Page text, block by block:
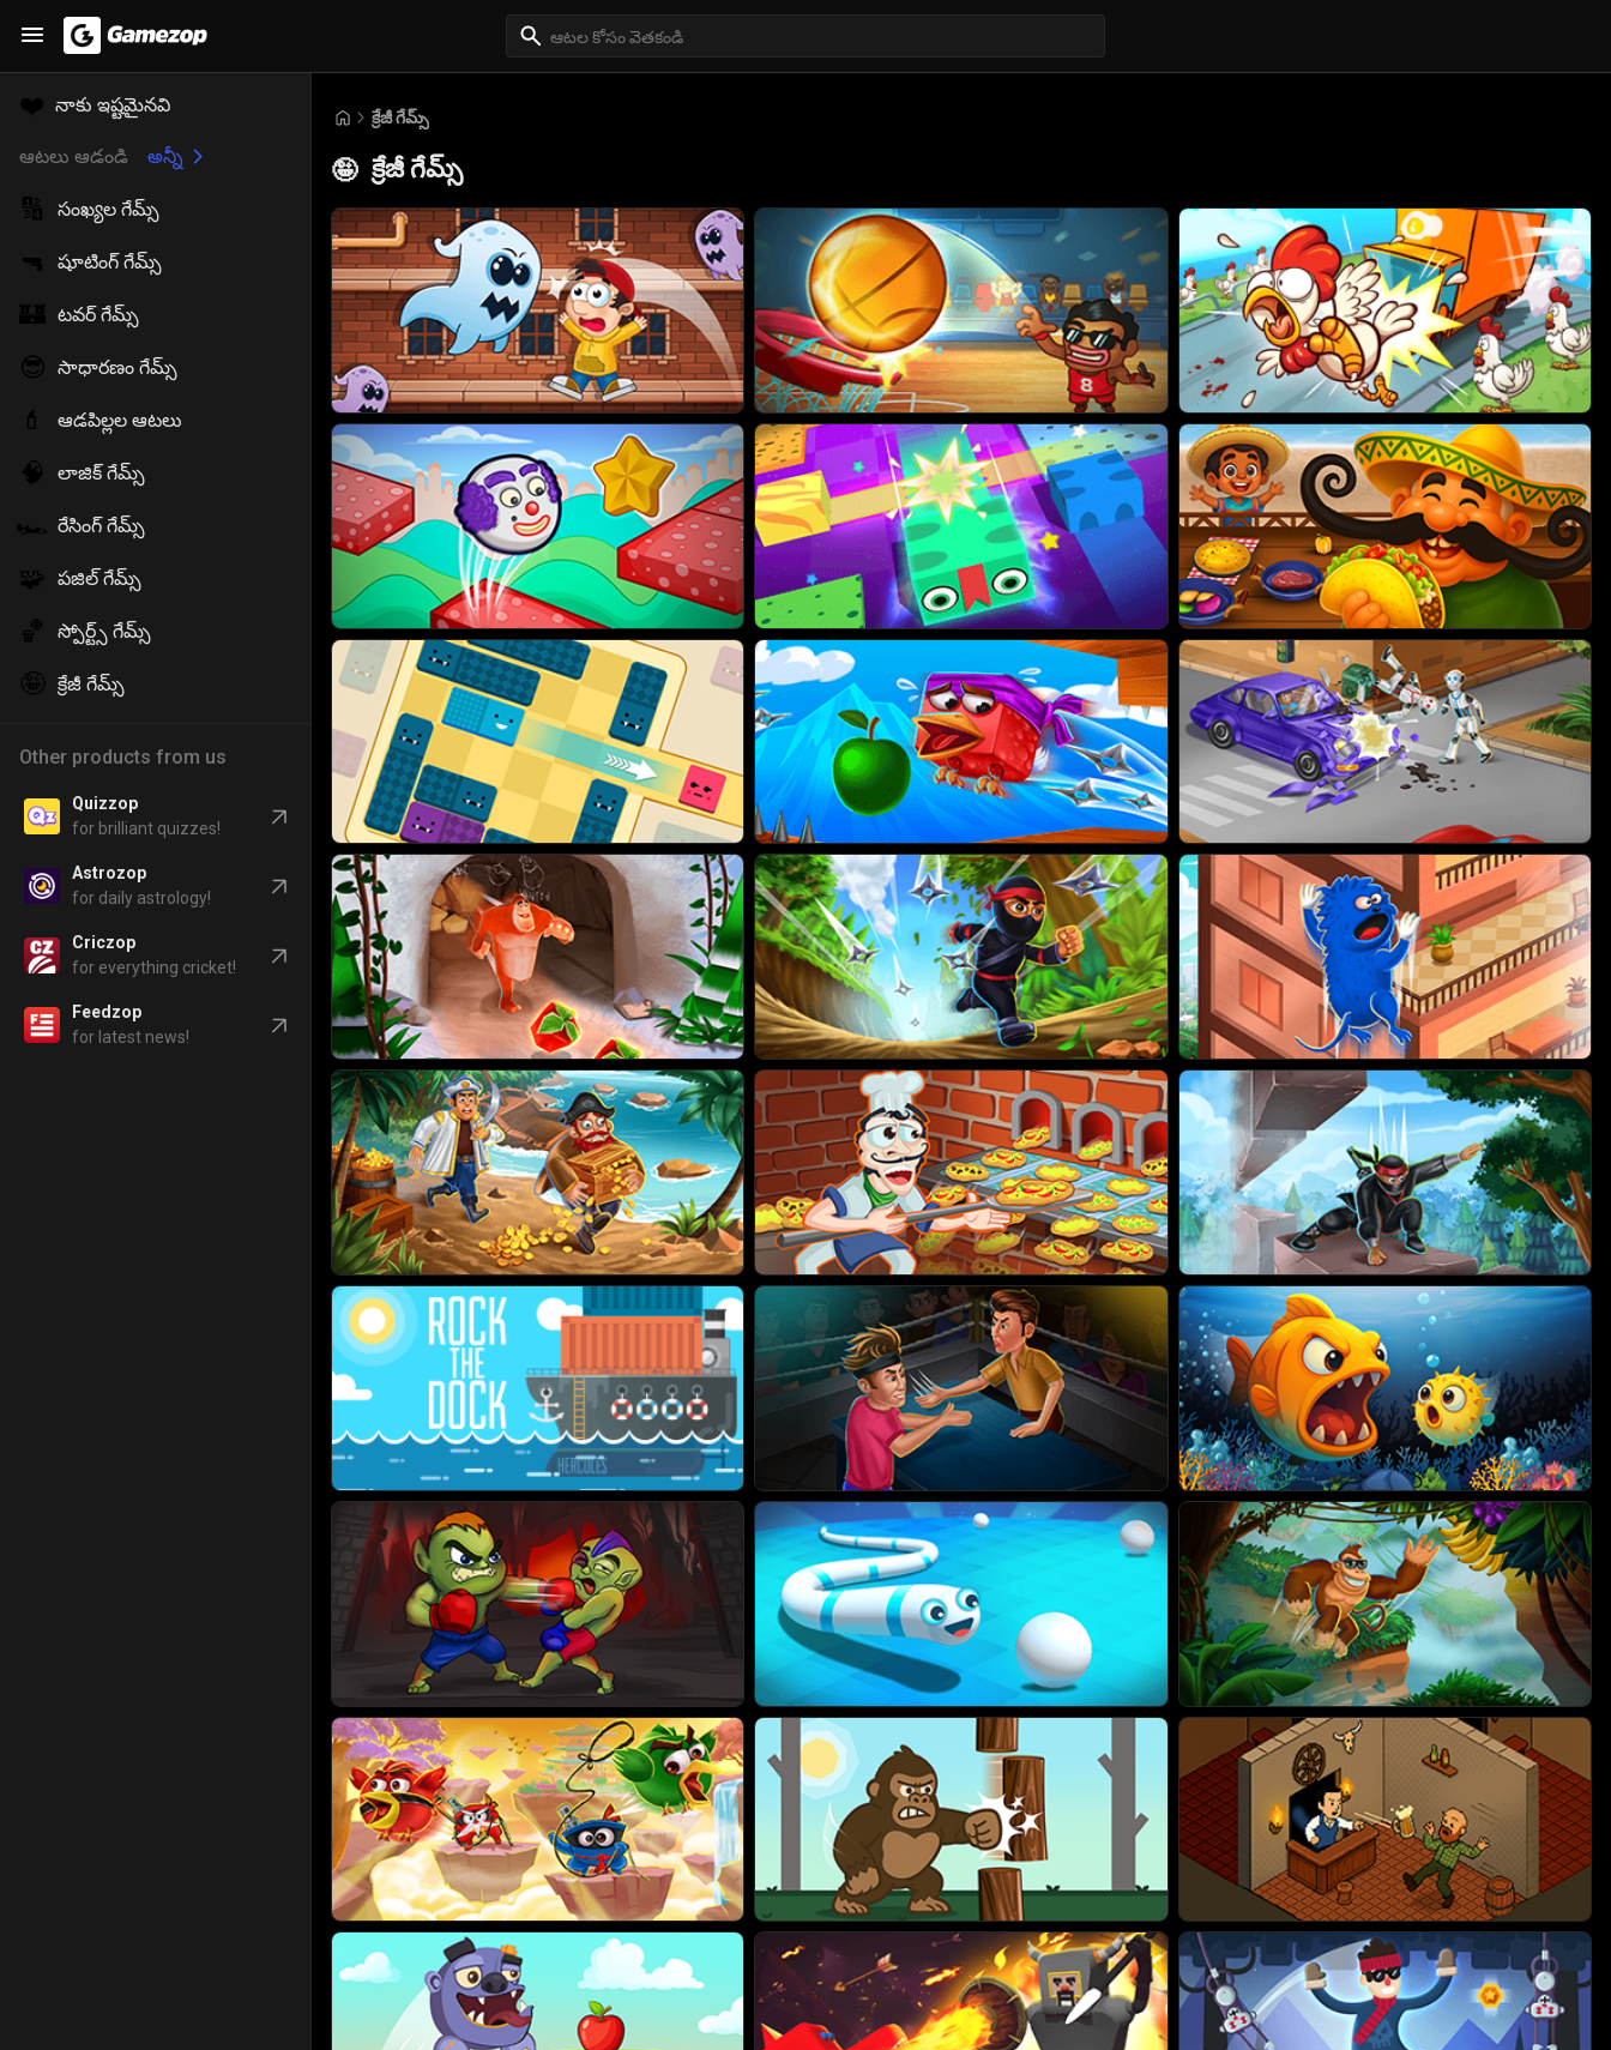
❤️ నాకు ఇష్టమైనవి
ఆటలు ఆడండి అన్నీ
🔢 సంఖ్యల గేమ్స్
🔫 షూటింగ్ గేమ్స్
🏰 టవర్ గేమ్స్
😎 సాధారణం గేమ్స్
💄 ఆడపిల్లల ఆటలు
🧠 లాజిక్ గేమ్స్
🏎️ రేసింగ్ గేమ్స్
🧩 పజిల్ గేమ్స్
🏀 స్పోర్ట్స్ గేమ్స్
🤪 క్రేజీ గేమ్స్
Other products from us
Quizzop
for brilliant quizzes!
Astrozop
for daily astrology!
Criczop
for everything cricket!
Feedzop
for latest news!
క్రేజీ గేమ్స్
🤪 క్రేజీ గేమ్స్